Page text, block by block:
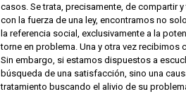
casos. Se trata, precisamente, de compartir
con la fuerza de una ley, encontramos no
la referencia social, exclusivamente a la
torne en problema. Una y otra vez recibimos
Sin embargo, si estamos dispuestos a
búsqueda de una satisfacción, sino una
tratamiento buscando el alivio de su